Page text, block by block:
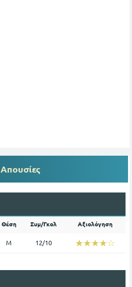
Απουσίες
Θέση Συμ/Γκολ Αξιολόγηση
Μ 12/10 ☆☆☆☆☆
★★★★★